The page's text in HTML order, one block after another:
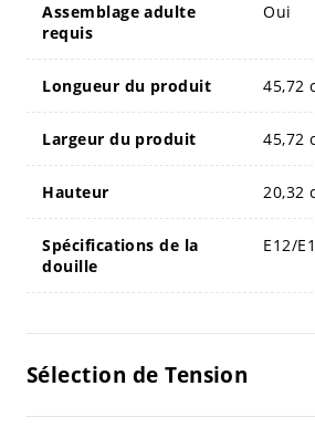
Assemblage adulte
requis
Oui
Longueur du produit 45,72
Largeur du produit 45,72
Hauteur 20,32
Spécifications de la
douille
E12/
Sélection de Tension